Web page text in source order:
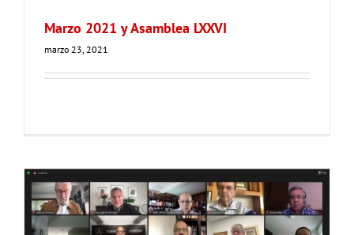
Marzo 2021 y Asamblea LXXVI
marzo 23, 2021